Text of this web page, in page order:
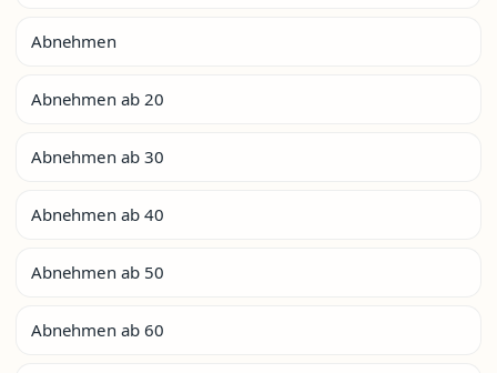
Abnehmen
Abnehmen ab 20
Abnehmen ab 30
Abnehmen ab 40
Abnehmen ab 50
Abnehmen ab 60